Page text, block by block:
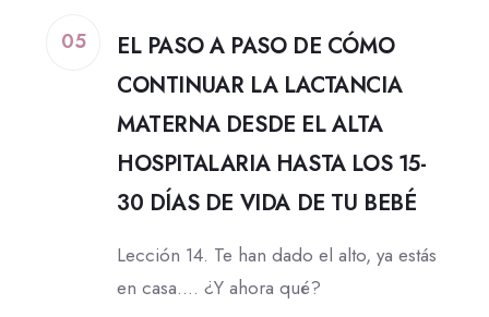
05
EL PASO A PASO DE CÓMO
CONTINUAR LA LACTANCIA
MATERNA DESDE EL ALTA
HOSPITALARIA HASTA LOS 15-
30 DÍAS DE VIDA DE TU BEBÉ
Lección 14. Te han dado el alto, ya estás
en casa….¿Y ahora qué?